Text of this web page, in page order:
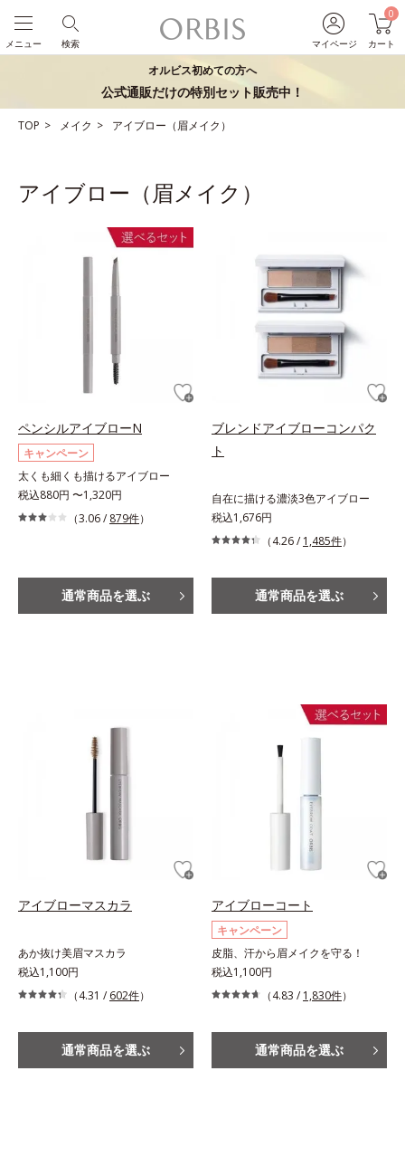
マイページ
0
カート
検索
メニュー
オルビス初めての方へ
公式通販だけの特別セット販売中！
TOP メイク アイブロー（眉メイク）
アイブロー（眉メイク）
ペンシルアイブローN
キャンペーン
太くも細くも描けるアイブロー
税込880円 〜1,320円
（3.06 / 879件）
通常商品を選ぶ
ブレンドアイブローコンパク
ト
自在に描ける濃淡3色アイブロー
税込1,676円
（4.26 / 1,485件）
通常商品を選ぶ
アイブローマスカラ
あか抜け美眉マスカラ
税込1,100円
（4.31 / 602件）
通常商品を選ぶ
アイブローコート
キャンペーン
皮脂、汗から眉メイクを守る！
税込1,100円
（4.83 / 1,830件）
通常商品を選ぶ